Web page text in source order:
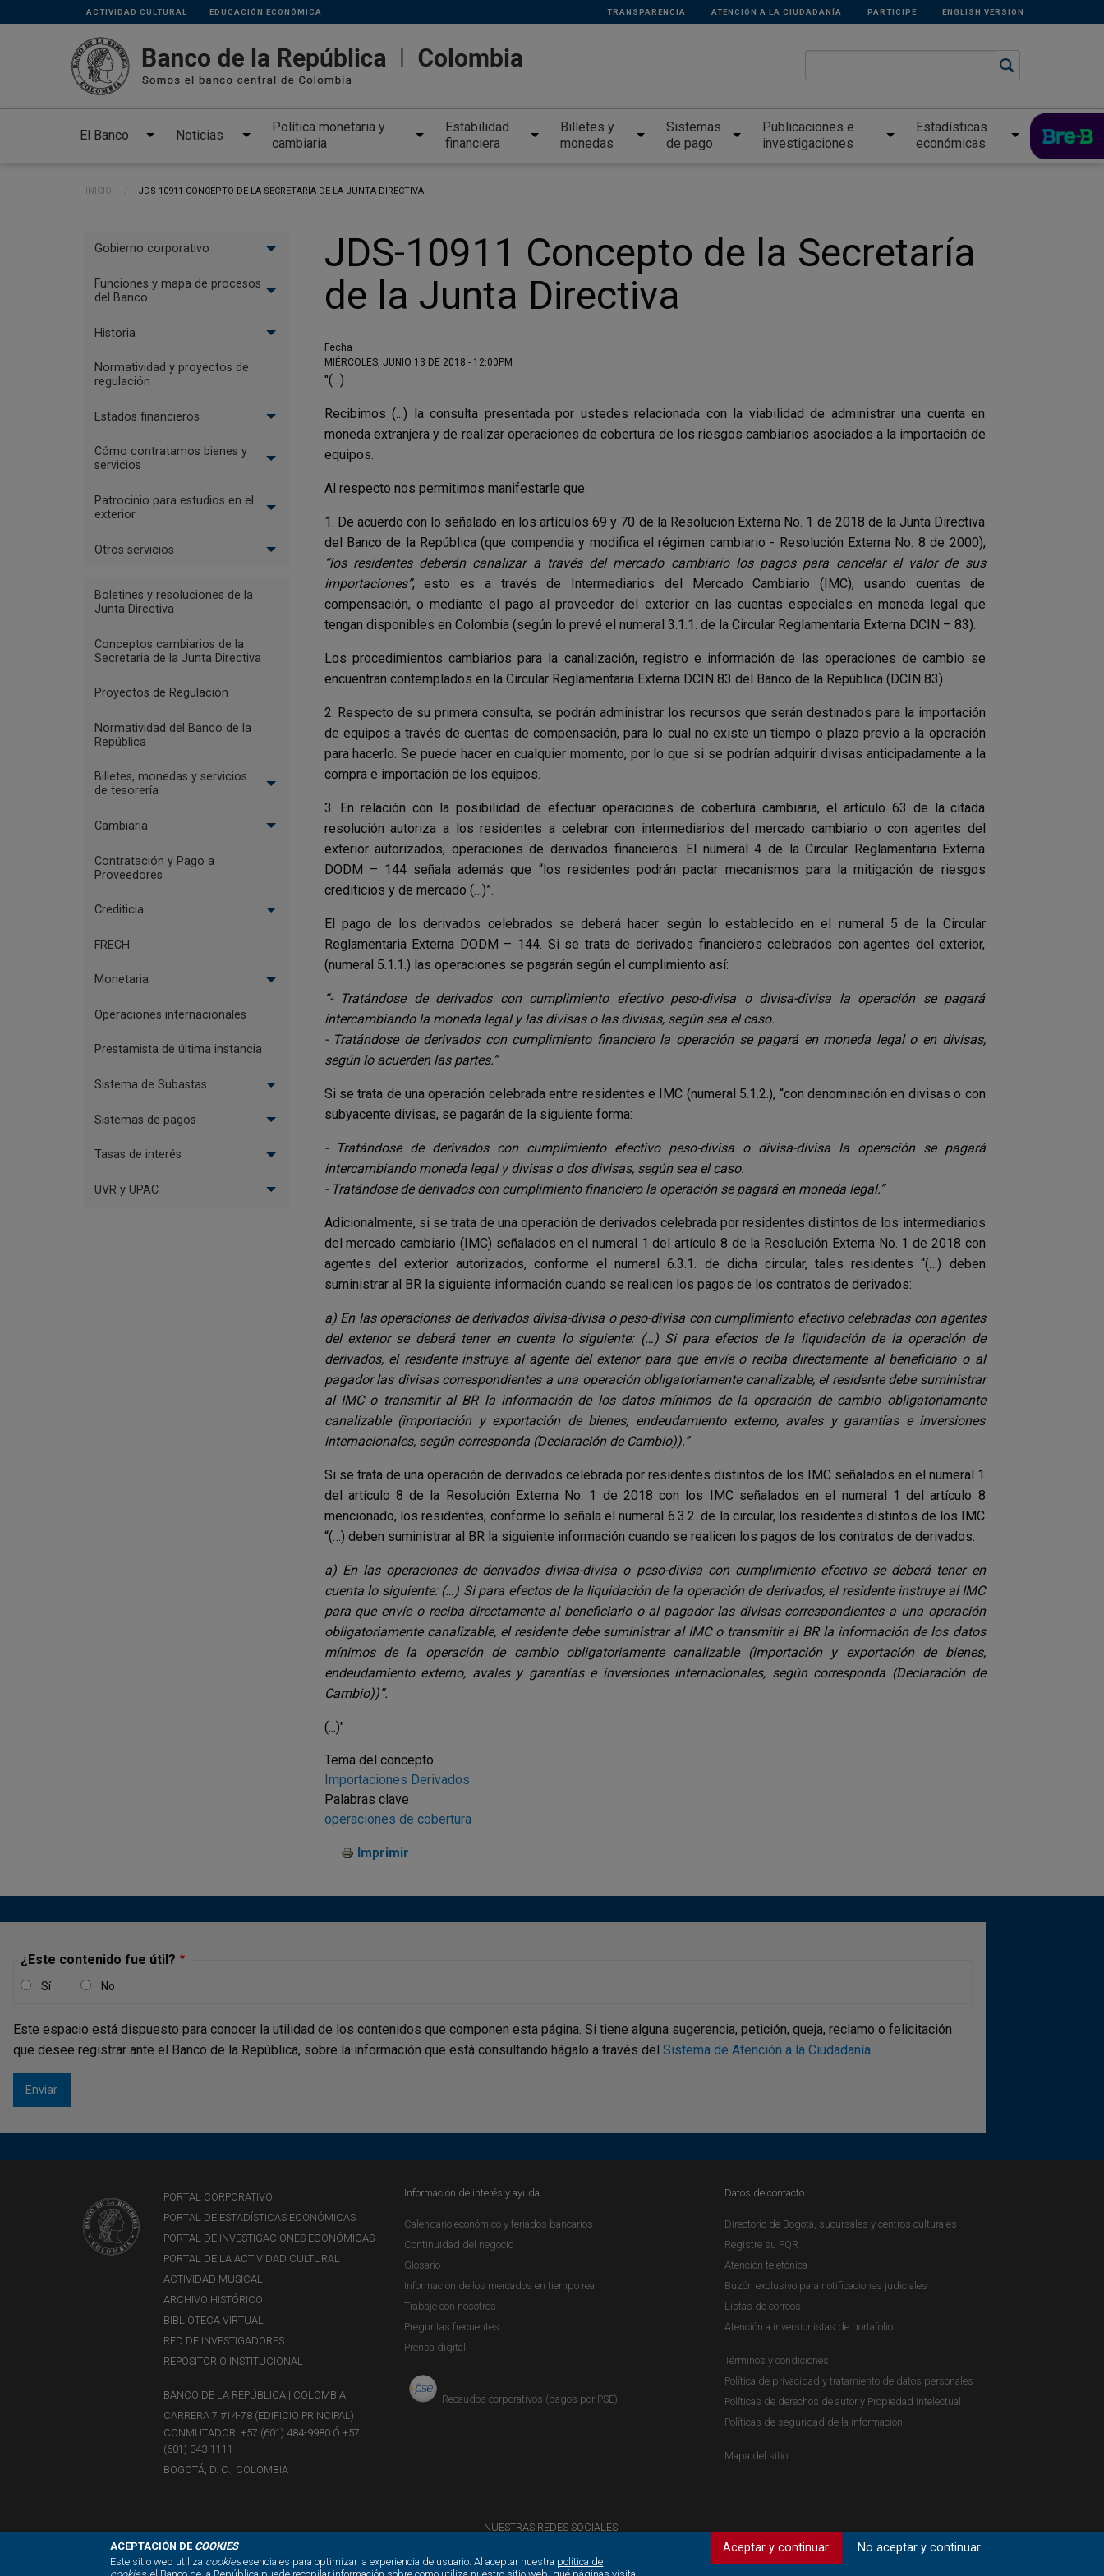
Pasar al contenido principal
Links
secundarios
ACTIVIDAD CULTURAL EDUCACIÓN ECONÓMICA TRANSPARENCIA ATENCIÓN A LA CIUDADANÍA PARTICIPE ENGLISH VERSION
El Banco Noticias
Política monetaria y
cambiaria
Estabilidad
financiera
Billetes y
monedas
Sistemas
de pago
Publicaciones e
investigaciones
Estadísticas
económicas
Ruta de navegación
INICIO CURRENT:
JDS-10911 CONCEPTO DE LA SECRETARÍA DE LA JUNTA DIRECTIVA
JDS-10911 Concepto de la Secretaría
de la Junta Directiva
Fecha
MIÉRCOLES, JUNIO 13 DE 2018 - 12:00PM
"(...)
Recibimos (...) la consulta presentada por ustedes relacionada con la viabilidad de administrar una cuenta en
moneda extranjera y de realizar operaciones de cobertura de los riesgos cambiarios asociados a la importación de
equipos.
Al respecto nos permitimos manifestarle que:
1. De acuerdo con lo señalado en los artículos 69 y 70 de la Resolución Externa No. 1 de 2018 de la Junta Directiva
del Banco de la República (que compendia y modifica el régimen cambiario - Resolución Externa No. 8 de 2000),
“los residentes deberán canalizar a través del mercado cambiario los pagos para cancelar el valor de sus
importaciones”, esto es a través de Intermediarios del Mercado Cambiario (IMC), usando cuentas de
compensación, o mediante el pago al proveedor del exterior en las cuentas especiales en moneda legal que
tengan disponibles en Colombia (según lo prevé el numeral 3.1.1. de la Circular Reglamentaria Externa DCIN – 83).
Los procedimientos cambiarios para la canalización, registro e información de las operaciones de cambio se
encuentran contemplados en la Circular Reglamentaria Externa DCIN 83 del Banco de la República (DCIN 83).
2. Respecto de su primera consulta, se podrán administrar los recursos que serán destinados para la importación
de equipos a través de cuentas de compensación, para lo cual no existe un tiempo o plazo previo a la operación
para hacerlo. Se puede hacer en cualquier momento, por lo que si se podrían adquirir divisas anticipadamente a la
compra e importación de los equipos.
3. En relación con la posibilidad de efectuar operaciones de cobertura cambiaria, el artículo 63 de la citada
resolución autoriza a los residentes a celebrar con intermediarios del mercado cambiario o con agentes del
exterior autorizados, operaciones de derivados financieros. El numeral 4 de la Circular Reglamentaria Externa
DODM – 144 señala además que “los residentes podrán pactar mecanismos para la mitigación de riesgos
crediticios y de mercado (…)”.
El pago de los derivados celebrados se deberá hacer según lo establecido en el numeral 5 de la Circular
Reglamentaria Externa DODM – 144. Si se trata de derivados financieros celebrados con agentes del exterior,
(numeral 5.1.1.) las operaciones se pagarán según el cumplimiento así:
“- Tratándose de derivados con cumplimiento efectivo peso-divisa o divisa-divisa la operación se pagará
intercambiando la moneda legal y las divisas o las divisas, según sea el caso.
- Tratándose de derivados con cumplimiento financiero la operación se pagará en moneda legal o en divisas,
según lo acuerden las partes.”
Si se trata de una operación celebrada entre residentes e IMC (numeral 5.1.2.), “con denominación en divisas o con
subyacente divisas, se pagarán de la siguiente forma:
- Tratándose de derivados con cumplimiento efectivo peso-divisa o divisa-divisa la operación se pagará
intercambiando moneda legal y divisas o dos divisas, según sea el caso.
- Tratándose de derivados con cumplimiento financiero la operación se pagará en moneda legal.”
Adicionalmente, si se trata de una operación de derivados celebrada por residentes distintos de los intermediarios
del mercado cambiario (IMC) señalados en el numeral 1 del artículo 8 de la Resolución Externa No. 1 de 2018 con
agentes del exterior autorizados, conforme el numeral 6.3.1. de dicha circular, tales residentes “(…) deben
suministrar al BR la siguiente información cuando se realicen los pagos de los contratos de derivados:
a) En las operaciones de derivados divisa-divisa o peso-divisa con cumplimiento efectivo celebradas con agentes
del exterior se deberá tener en cuenta lo siguiente: (…) Si para efectos de la liquidación de la operación de
derivados, el residente instruye al agente del exterior para que envíe o reciba directamente al beneficiario o al
pagador las divisas correspondientes a una operación obligatoriamente canalizable, el residente debe suministrar
al IMC o transmitir al BR la información de los datos mínimos de la operación de cambio obligatoriamente
canalizable (importación y exportación de bienes, endeudamiento externo, avales y garantías e inversiones
internacionales, según corresponda (Declaración de Cambio)).”
Si se trata de una operación de derivados celebrada por residentes distintos de los IMC señalados en el numeral 1
del artículo 8 de la Resolución Externa No. 1 de 2018 con los IMC señalados en el numeral 1 del artículo 8
mencionado, los residentes, conforme lo señala el numeral 6.3.2. de la circular, los residentes distintos de los IMC
“(…) deben suministrar al BR la siguiente información cuando se realicen los pagos de los contratos de derivados:
a) En las operaciones de derivados divisa-divisa o peso-divisa con cumplimiento efectivo se deberá tener en
cuenta lo siguiente: (…) Si para efectos de la liquidación de la operación de derivados, el residente instruye al IMC
para que envíe o reciba directamente al beneficiario o al pagador las divisas correspondientes a una operación
obligatoriamente canalizable, el residente debe suministrar al IMC o transmitir al BR la información de los datos
mínimos de la operación de cambio obligatoriamente canalizable (importación y exportación de bienes,
endeudamiento externo, avales y garantías e inversiones internacionales, según corresponda (Declaración de
Cambio))”.
(...)"
Tema del concepto
Importaciones Derivados
Palabras clave
operaciones de cobertura
Imprimir
Menu
Banco
Gobierno corporativo
Funciones y mapa de procesos
del Banco
Historia
Normatividad y proyectos de
regulación
Estados financieros
Cómo contratamos bienes y
servicios
Patrocinio para estudios en el
exterior
Otros servicios
Menu
Reglamentación
Nodos
Concepto
JDBR
Boletines y resoluciones de la
Junta Directiva
Conceptos cambiarios de la
Secretaria de la Junta Directiva
Proyectos de Regulación
Normatividad del Banco de la
República
Billetes, monedas y servicios
de tesorería
Cambiaria
Contratación y Pago a
Proveedores
Crediticia
FRECH
Monetaria
Operaciones internacionales
Prestamista de última instancia
Sistema de Subastas
Sistemas de pagos
Tasas de interés
UVR y UPAC
¿Este contenido fue útil?
Sí No
Este espacio está dispuesto para conocer la utilidad de los contenidos que componen esta página. Si tiene alguna sugerencia, petición, queja, reclamo o felicitación
que desee registrar ante el Banco de la República, sobre la información que está consultando hágalo a través del Sistema de Atención a la Ciudadanía.
ACEPTACIÓN DE COOKIES
Este sitio web utiliza cookiesesenciales para optimizar la experiencia de usuario. Al aceptar nuestra política de
Aceptar y continuar No aceptar y continuar
PORTAL CORPORATIVO
PORTAL DE ESTADÍSTICAS ECONÓMICAS
PORTAL DE INVESTIGACIONES ECONÓMICAS
PORTAL DE LA ACTIVIDAD CULTURAL
ACTIVIDAD MUSICAL
ARCHIVO HISTÓRICO
BIBLIOTECA VIRTUAL
RED DE INVESTIGADORES
REPOSITORIO INSTITUCIONAL
BANCO DE LA REPÚBLICA | COLOMBIA
CARRERA 7 #14-78 (EDIFICIO PRINCIPAL)
CONMUTADOR: +57 (601) 484-9980 Ó +57
(601) 343-1111
BOGOTÁ, D. C., COLOMBIA
Información de interés y ayuda
Calendario económico y feriados bancarios
Continuidad del negocio
Glosario
Información de los mercados en tiempo real
Trabaje con nosotros
Preguntas frecuentes
Prensa digital
Recaudos corporativos (pagos por PSE)
Datos de contacto
Directorio de Bogotá, sucursales y centros culturales
Registre su PQR
Atención telefónica
Buzón exclusivo para notificaciones judiciales
Listas de correos
Atención a inversionistas de portafolio
Términos y condiciones
Política de privacidad y tratamiento de datos personales
Políticas de derechos de autor y Propiedad intelectual
Políticas de seguridad de la información
Mapa del sitio
NUESTRAS REDES SOCIALES: